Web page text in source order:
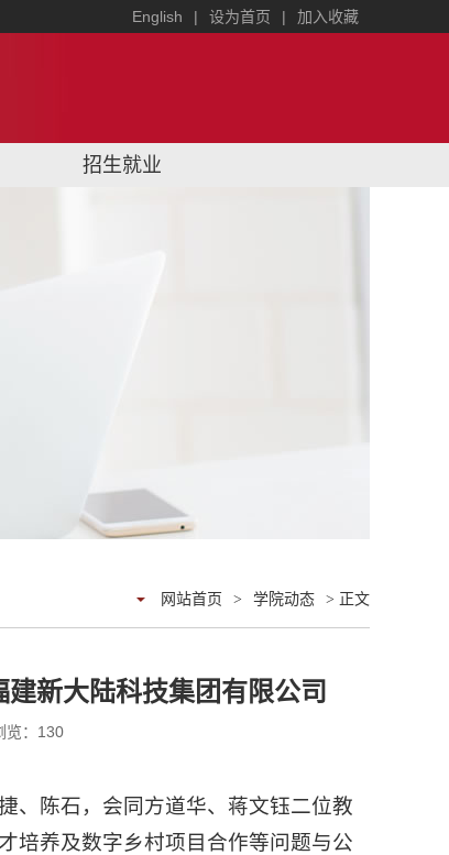
English | 设为首页 | 加入收藏
招生就业
网站首页 > 学院动态 > 正文
新大陆科技集团有限公司
： 130
、陈石，会同方道华、蒋文钰二位教
培养及数字乡村项目合作等问题与公